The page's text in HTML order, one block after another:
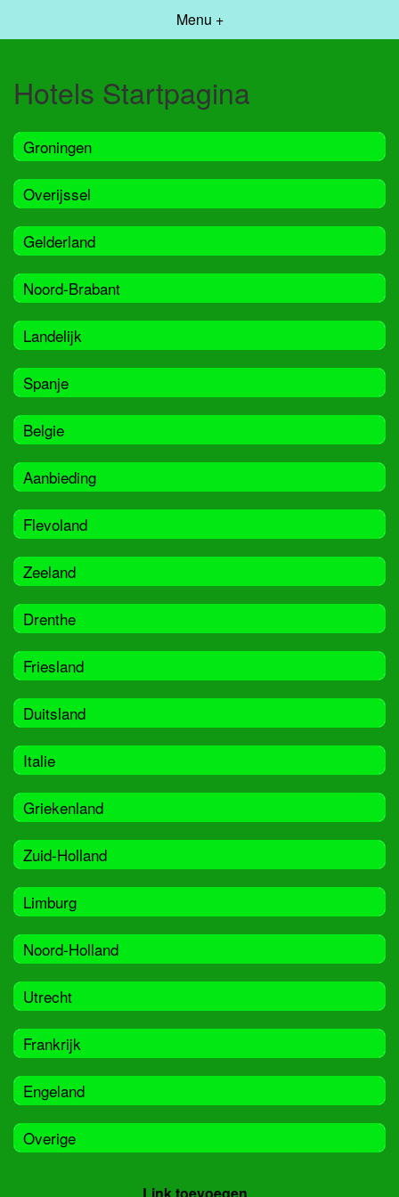
Menu +
Hotels Startpagina
Groningen
Overijssel
Gelderland
Noord-Brabant
Landelijk
Spanje
Belgie
Aanbieding
Flevoland
Zeeland
Drenthe
Friesland
Duitsland
Italie
Griekenland
Zuid-Holland
Limburg
Noord-Holland
Utrecht
Frankrijk
Engeland
Overige
Link toevoegen